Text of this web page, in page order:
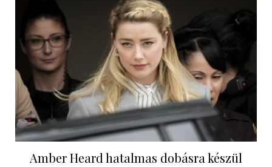
Amber Heard hatalmas dobásra készül